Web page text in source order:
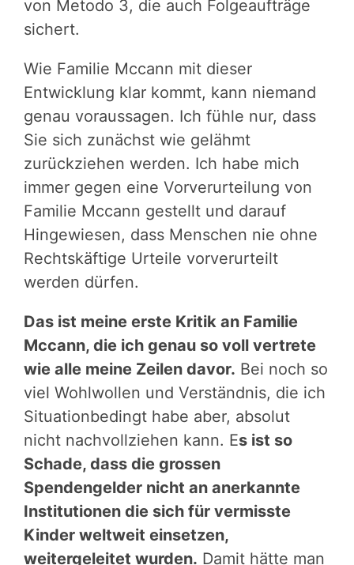
von Metodo 3, die auch Folgeaufträge
sichert.
Wie Familie Mccann mit dieser
Entwicklung klar kommt, kann niemand
genau voraussagen. Ich fühle nur, dass
Sie sich zunächst wie gelähmt
zurückziehen werden. Ich habe mich
immer gegen eine Vorverurteilung von
Familie Mccann gestellt und darauf
Hingewiesen, dass Menschen nie ohne
Rechtskäftige Urteile vorverurteilt
werden dürfen.
Das ist meine erste Kritik an Familie
Mccann, die ich genau so voll vertrete
wie alle meine Zeilen davor. Bei noch so
viel Wohlwollen und Verständnis, die ich
Situationbedingt habe aber, absolut
nicht nachvollziehen kann. Es ist so
Schade, dass die grossen
Spendengelder nicht an anerkannte
Institutionen die sich für vermisste
Kinder weltweit einsetzen,
weitergeleitet wurden. Damit hätte man